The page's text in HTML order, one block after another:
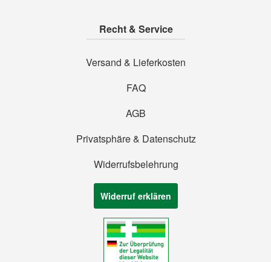
Recht & Service
Versand & Lieferkosten
FAQ
AGB
Privatsphäre & Datenschutz
Widerrufsbelehrung
Widerruf erklären